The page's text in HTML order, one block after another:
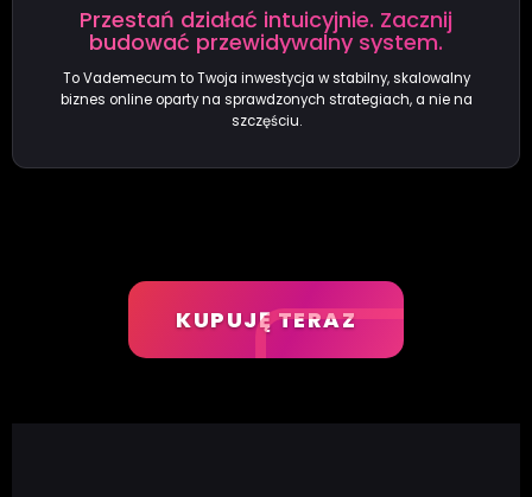
Przestań działać intuicyjnie. Zacznij
budować przewidywalny system.
To Vademecum to Twoja inwestycja w stabilny, skalowalny
biznes online oparty na sprawdzonych strategiach, a nie na
szczęściu.
KUPUJĘ TERAZ